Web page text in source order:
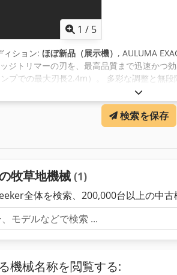
1 / 5
ィション: ほぼ新品（展示機） , AULUMA
ジトリマーの刃を、最高品質まで迅速かつ
プでの最大刃長2.4m）。 多彩な調整と無
ランプされ、調整する必要がありません。2
することができます。角度は目盛りで簡単
シンの正確なガイダンス プリセットされた
。フリーハンドで研ぐと、時間の経過ととも
ク製グラインディングディスクは、刃の焼
検索を保存
牧草地機械 (1)
全体を検索、200,000台以上の中古
機械名称を閲覧する: